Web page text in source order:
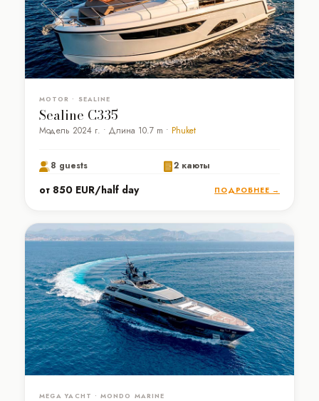
MOTOR • SEALINE
Sealine C335
Модель 2024 г. • Длина 10.7 m • Phuket
8 guests 2 каюты
от 850 EUR/half day ПОДРОБНЕЕ →
MEGA YACHT • MONDO MARINE